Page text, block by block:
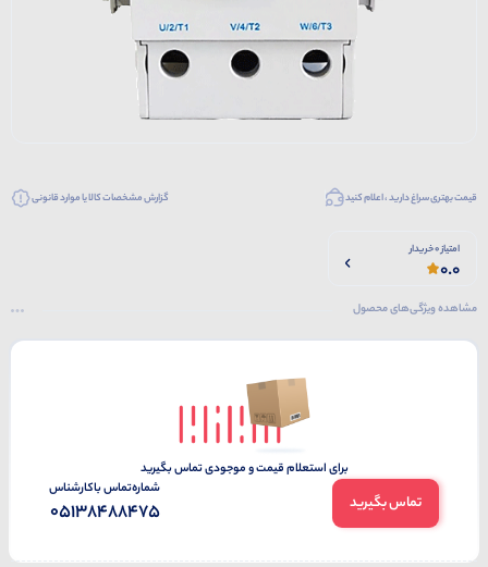
قیمت بهتری سراغ دارید ، اعلام کنید گزارش مشخصات کالا یا موارد قانونی
امتیاز 0 خریدار
0.0
مشاهده ویژگی‌های محصول
برای استعلام قیمت و موجودی تماس بگیرید
تماس بگیرید
شماره‌تماس‌ با‌کارشناس
05138488475